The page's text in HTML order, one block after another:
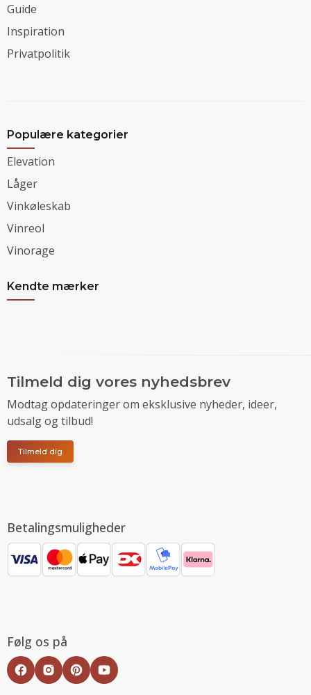
Guide
Inspiration
Privatpolitik
Populære kategorier
Elevation
Låger
Vinkøleskab
Vinreol
Vinorage
Kendte mærker
Tilmeld dig vores nyhedsbrev
Modtag opdateringer om eksklusive nyheder, ideer,
udsalg og tilbud!
Tilmeld dig
Betalingsmuligheder
Følg os på